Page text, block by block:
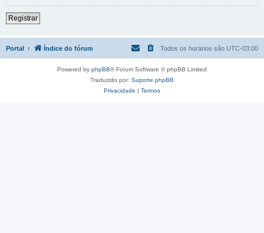
Registrar
Portal Índice do fórum Todos os horários são UTC-03:00
Powered by phpBB® Forum Software © phpBB Limited
Traduzido por: Suporte phpBB
Privacidade | Termos